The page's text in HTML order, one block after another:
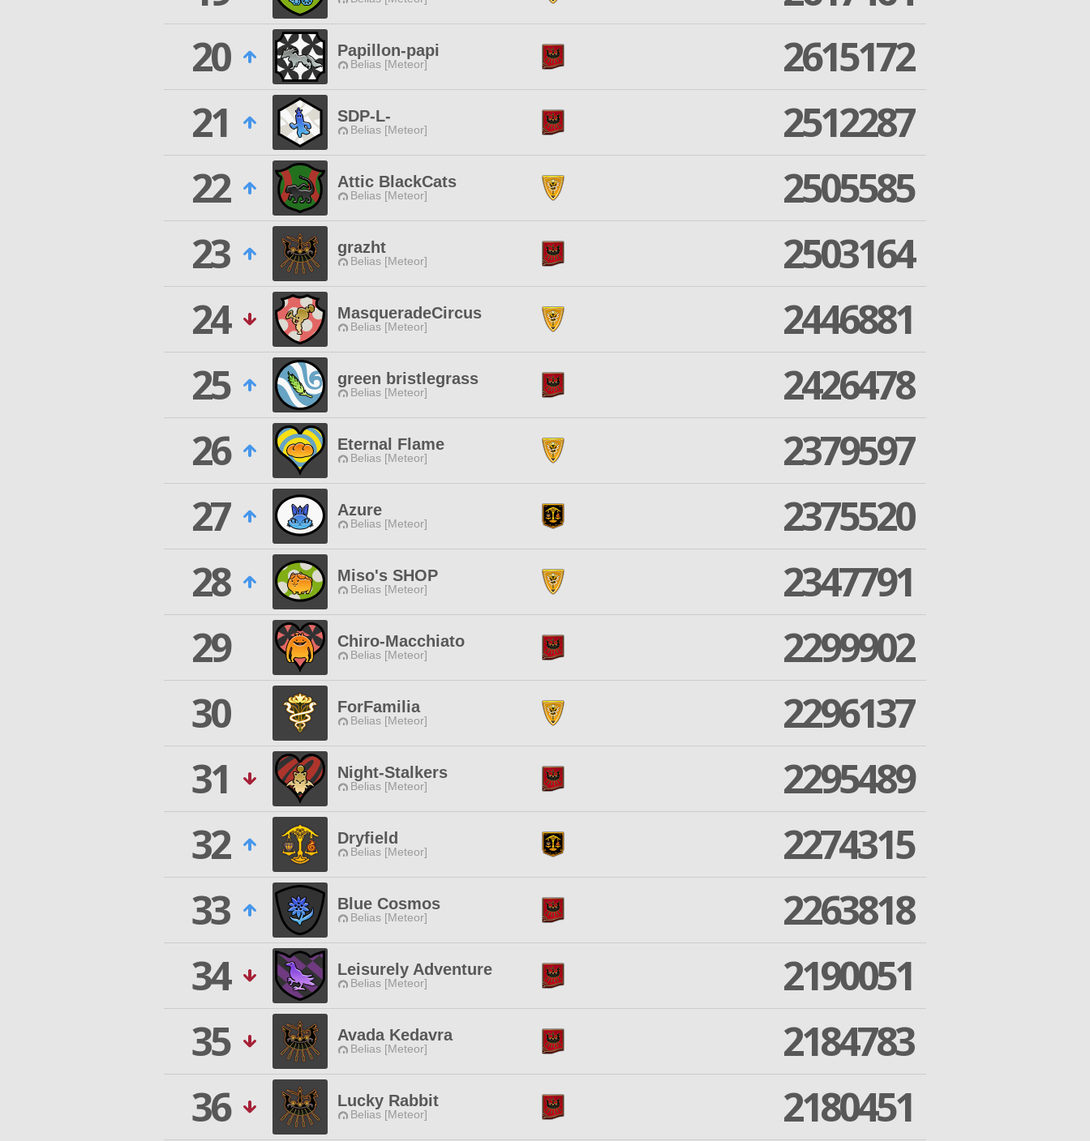
20
Papillon-papi
Belias [Meteor]
2615172
21
SDP-L-
Belias [Meteor]
2512287
22
Attic BlackCats
Belias [Meteor]
2505585
23
grazht
Belias [Meteor]
2503164
24
MasqueradeCircus
Belias [Meteor]
2446881
25
green bristlegrass
Belias [Meteor]
2426478
26
Eternal Flame
Belias [Meteor]
2379597
27
Azure
Belias [Meteor]
2375520
28
Miso's SHOP
Belias [Meteor]
2347791
29
Chiro-Macchiato
Belias [Meteor]
2299902
30
ForFamilia
Belias [Meteor]
2296137
31
Night-Stalkers
Belias [Meteor]
2295489
32
Dryfield
Belias [Meteor]
2274315
33
Blue Cosmos
Belias [Meteor]
2263818
34
Leisurely Adventure
Belias [Meteor]
2190051
35
Avada Kedavra
Belias [Meteor]
2184783
36
Lucky Rabbit
Belias [Meteor] 2180451